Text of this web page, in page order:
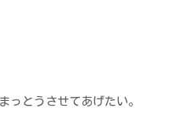
っとうさせてあげたい。